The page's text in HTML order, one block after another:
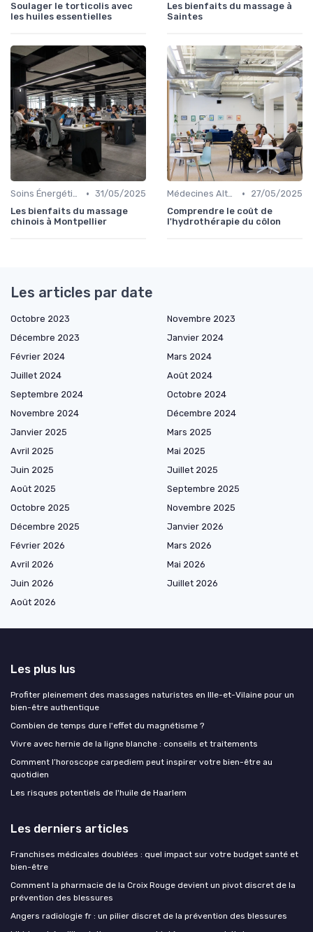
Soulager le torticolis avec
les huiles essentielles
Les bienfaits du massage à
Saintes
Soins Énergétiques • 31/05/2025
Les bienfaits du massage
chinois à Montpellier
Médecines Alternatives •
27/05/2025
Comprendre le coût de
l'hydrothérapie du côlon
Les articles par date
Octobre 2023
Novembre 2023
Décembre 2023
Janvier 2024
Février 2024
Mars 2024
Juillet 2024
Août 2024
Septembre 2024
Octobre 2024
Novembre 2024
Décembre 2024
Janvier 2025
Mars 2025
Avril 2025
Mai 2025
Juin 2025
Juillet 2025
Août 2025
Septembre 2025
Octobre 2025
Novembre 2025
Décembre 2025
Janvier 2026
Février 2026
Mars 2026
Avril 2026
Mai 2026
Juin 2026
Juillet 2026
Août 2026
Les plus lus
Profiter pleinement des massages naturistes en Ille-et-Vilaine pour un
bien-être authentique
Combien de temps dure l'effet du magnétisme ?
Vivre avec hernie de la ligne blanche : conseils et traitements
Comment l’horoscope carpediem peut inspirer votre bien-être au
quotidien
Les risques potentiels de l'huile de Haarlem
Les derniers articles
Franchises médicales doublées : quel impact sur votre budget santé et
bien-être
Comment la pharmacie de la Croix Rouge devient un pivot discret de la
prévention des blessures
Angers radiologie fr : un pilier discret de la prévention des blessures